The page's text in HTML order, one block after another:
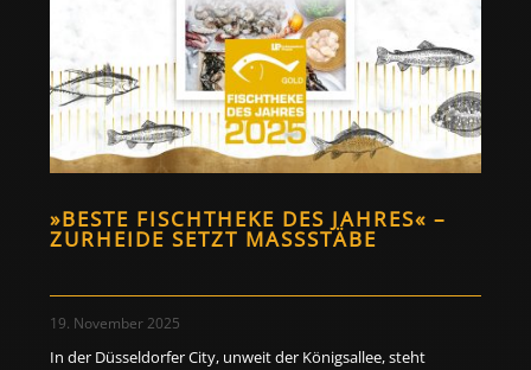
»BESTE FISCHTHEKE DES JAHRES« –
ZURHEIDE SETZT MASSSTÄBE
19. November 2025
In der Düsseldorfer City, unweit der Königsallee, steht